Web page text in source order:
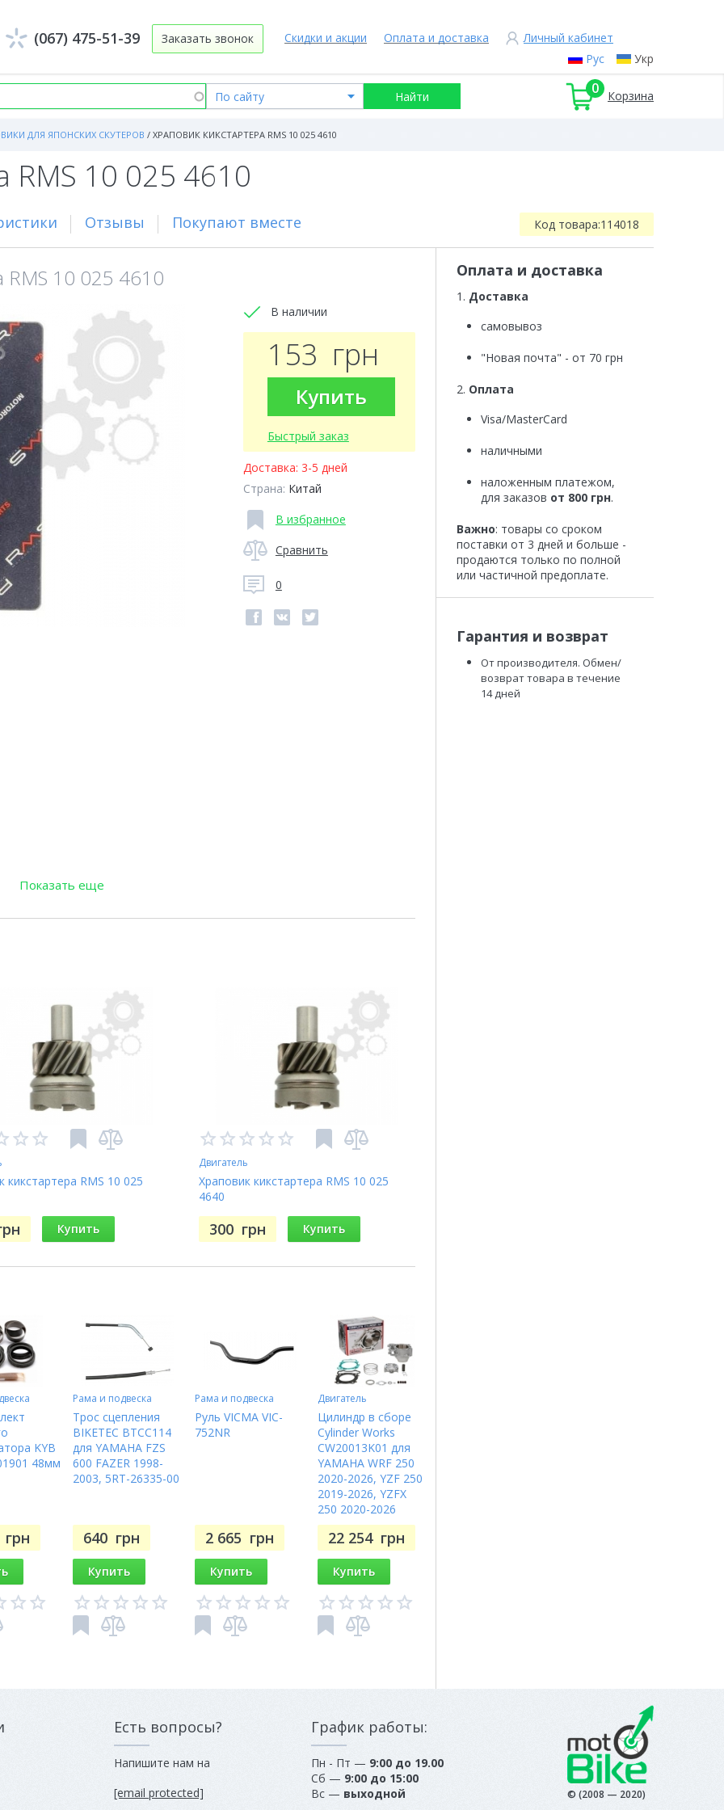
Рус Укр
Скидки и акции Оплата и доставка Личный кабинет
(067) 475-51-39 Заказать звонок
0 Корзина
ДЛЯ ЯПОНСКИХ СКУТЕРОВ / ХРАПОВИК КИКСТАРТЕРА RMS 10 025 4610
RMS 10 025 4610
Отзывы Покупают вместе Код товара:114018
RMS 10 025 4610
В наличии
153 грн
Купить
Быстрый заказ
Доставка: 3-5 дней
Страна: Китай
В избранное
Сравнить
0
Показать еще
кикстартера RMS 10 025
Купить
Двигатель
Храповик кикстартера RMS 10 025
4640
300 грн Купить
KYB
48мм
грн
Рама и подвеска
Трос сцепления
BIKETEC BTCC114
для YAMAHA FZS
600 FAZER 1998-
2003, 5RT-26335-00
640 грн
Купить
Рама и подвеска
Руль VICMA VIC-
752NR
2 665 грн
Купить
Двигатель
Цилиндр в сборе
Cylinder Works
CW20013K01 для
YAMAHA WRF 250
2020-2026, YZF 250
2019-2026, YZFX
250 2020-2026
22 254 грн
Купить
Оплата и доставка
1. Доставка
самовывоз
"Новая почта" - от 70 грн
2. Оплата
Visa/MasterCard
наличными
наложенным платежом,
для заказов от 800 грн.
Важно: товары со сроком
поставки от 3 дней и больше -
продаются только по полной
или частичной предоплате.
Гарантия и возврат
От производителя. Обмен/
возврат товара в течение
14 дней
Есть вопросы?
Напишите нам на
[email protected]
График работы:
Пн - Пт — 9:00 до 19.00
Сб — 9:00 до 15:00
Вс — выходной © (2008 — 2020)